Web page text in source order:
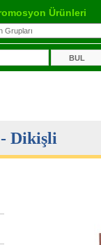
Ürünleri
Dikişli